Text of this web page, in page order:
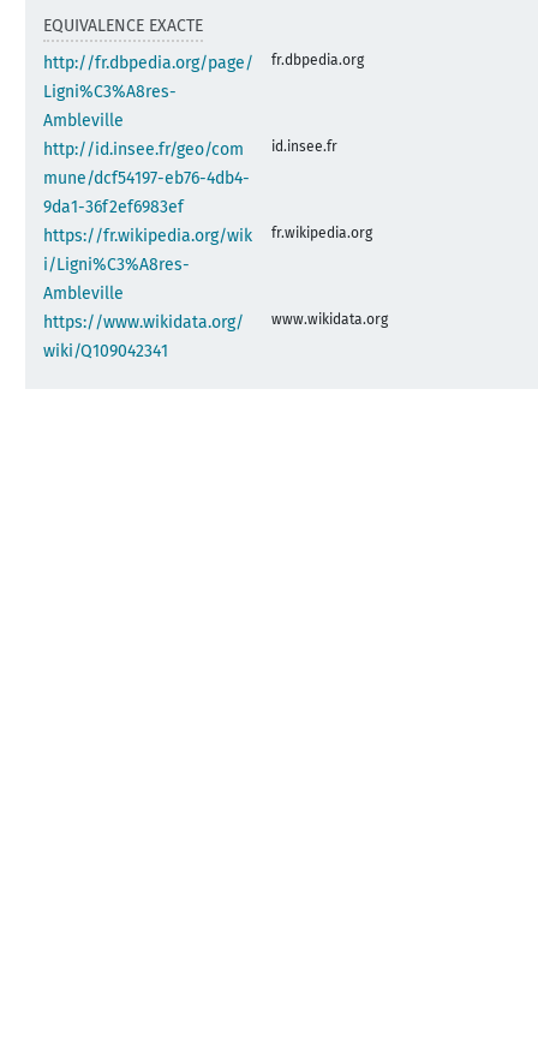
EQUIVALENCE EXACTE
http://fr.dbpedia.org/page/
Ligni%C3%A8res-
Ambleville
fr.dbpedia.org
http://id.insee.fr/geo/com
mune/dcf54197-eb76-4db4-
9da1-36f2ef6983ef
id.insee.fr
https://fr.wikipedia.org/wik
i/Ligni%C3%A8res-
Ambleville
fr.wikipedia.org
https://www.wikidata.org/
wiki/Q109042341
www.wikidata.org